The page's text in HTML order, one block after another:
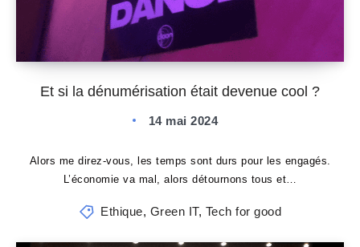
Et si la dénumérisation était devenue cool ?
14 mai 2024
Alors me direz-vous, les temps sont durs pour les engagés.
L’économie va mal, alors détournons tous et…
Ethique, Green IT, Tech for good